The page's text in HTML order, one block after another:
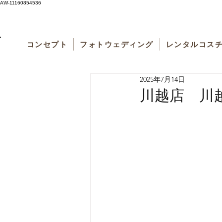
AW-11160854536
コンセプト フォトウェディング レンタルコス
川越店 川
2025年7月14日